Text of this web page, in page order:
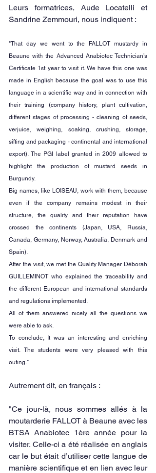
Leurs formatrices, Aude Locatelli et
Sandrine Zemmouri, nous indiquent :
"That day we went to the FALLOT mustardy in
Beaune with the Advanced Anabiotec Technician’s
Certificate 1st year to visit it. We have this one was
made in English because the goal was to use this
language in a scientific way and in connection with
their training (company history, plant cultivation,
different stages of processing - cleaning of seeds,
verjuice, weighing, soaking, crushing, storage,
sifting and packaging - continental and international
export). The PGI label granted in 2009 allowed to
highlight the production of mustard seeds in
Burgundy.
Big names, like LOISEAU, work with them, because
even if the company remains modest in their
structure, the quality and their reputation have
crossed the continents (Japan, USA, Russia,
Canada, Germany, Norway, Australia, Denmark and
Spain).
After the visit, we met the Quality Manager Déborah
GUILLEMINOT who explained the traceability and
the different European and international standards
and regulations implemented.
All of them answered nicely all the questions we
were able to ask.
To conclude, It was an interesting and enriching
visit. The students were very pleased with this
outing."
Autrement dit, en français :
"Ce jour-là, nous sommes allés à la
moutarderie FALLOT à Beaune avec les
BTSA Anabiotec 1ère année pour la
visiter. Celle-ci a été réalisée en anglais
car le but était d’utiliser cette langue de
manière scientifique et en lien avec leur